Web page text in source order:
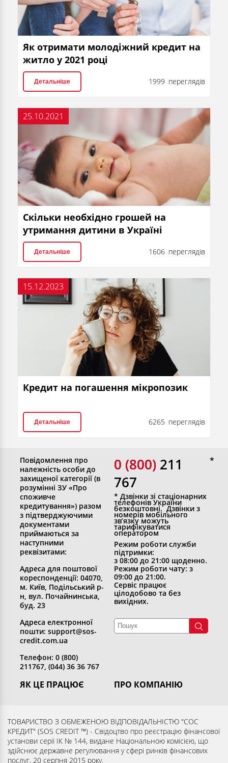
Як отримати молодіжний кредит на
житло у 2021 році
Детальніше 1999 переглядів
25.10.2021
Скільки необхідно грошей на
утримання дитини в Україні
Детальніше 1606 переглядів
15.12.2023
Кредит на погашення мікропозик
Детальніше 6265 переглядів
ЯК ЦЕ ПРАЦЮЄ
Повернути кредит
Запитання та відповіді
Партнерам
ПРО КОМПАНІЮ
Розкриття інформації
Контакти
Згода суб’єкта на обробку
Повідомлення про
належність особи до
захищеної категорії (в
розумінні ЗУ «Про
споживче
кредитування») разом
з підтверджуючими
документами
приймаються за
наступними
реквізитами:
Адреса для поштової
кореспонденції: 04070,
м. Київ, Подільський р-
н, вул. Почайнинська,
буд. 23
Адреса електронної
пошти: support@sos-
credit.com.ua
Телефон: 0 (800)
211767, (044) 36 36 767
0 (800)
0 (800) 211
767
* Дзвінки зі стаціонарних
телефонів України
безкоштовні. Дзвінки з
номерів мобільного
зв’язку можуть
тарифікуватися
оператором
Режим роботи служби
підтримки:
з 08:00 до 21:00 щоденно.
Режим роботи чату: з
09:00 до 21:00.
Сервіс працює
цілодобово та без
вихідних.
ТОВАРИСТВО З ОБМЕЖЕНОЮ ВІДПОВІДАЛЬНІСТЮ "СОС
КРЕДИТ" (SOS CREDIT ™) - Свідоцтво про реєстрацію фінансової
установи серії ІК № 144, видане Національною комісією, що
здійснює державне регулювання у сфері ринків фінансових
послуг, 20 серпня 2015 року.